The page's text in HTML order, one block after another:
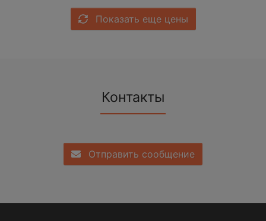
Показать еще цены
Контакты
Отправить сообщение